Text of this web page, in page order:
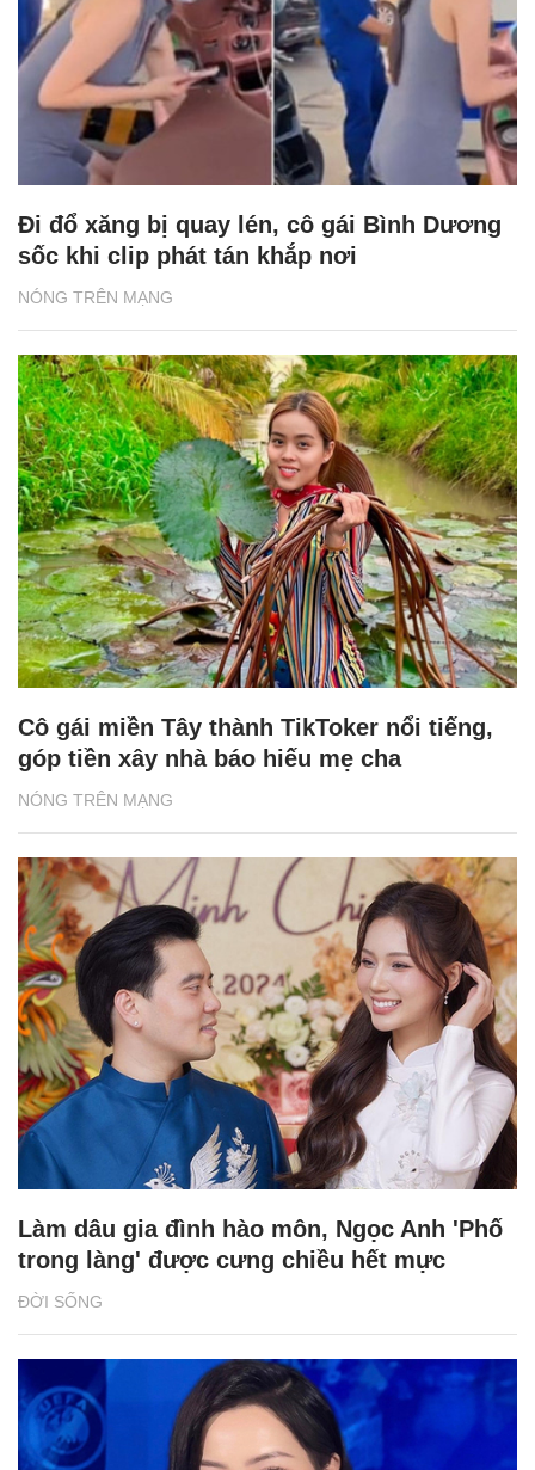
NÓNG TRÊN MẠNG
Đi đổ xăng bị quay lén, cô gái Bình Dương
sốc khi clip phát tán khắp nơi
NÓNG TRÊN MẠNG
Cô gái miền Tây thành TikToker nổi tiếng,
góp tiền xây nhà báo hiếu mẹ cha
ĐỜI SỐNG
Làm dâu gia đình hào môn, Ngọc Anh 'Phố
trong làng' được cưng chiều hết mực